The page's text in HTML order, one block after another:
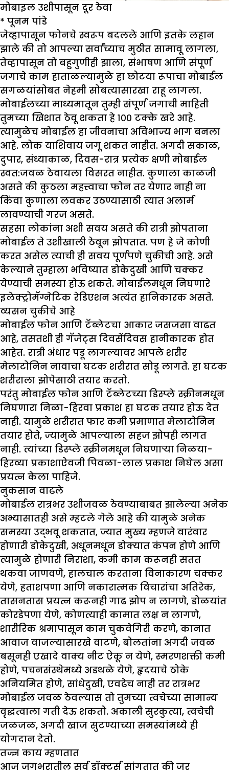
मोबाइल उशीपासून दूर ठेवा
* पूनम पांडे
जेव्हापासून फोनचे स्वरूप बदलले आणि इतके लहान
झाले की तो आपल्या सर्वांच्याच मुठीत सामावू लागला,
तेव्हापासून तो बहुगुणीही झाला, संभाषण आणि संपूर्ण
जगाचे काम हाताळल्यामुळे हा छोटया रूपाचा मोबाईल
सगळयांसोबत नेहमी सोबत्यासारखा राहू लागला.
मोबाईलच्या माध्यमातून तुम्ही संपूर्ण जगाची माहिती
तुमच्या खिशात ठेवू शकता हे १०० टक्के खरे आहे.
त्यामुळेच मोबाईल हा जीवनाचा अविभाज्य भाग बनला
आहे. लोक याशिवाय जगू शकत नाहीत. अगदी सकाळ,
दुपार, संध्याकाळ, दिवस-रात्र प्रत्येक क्षणी मोबाईल
स्वत:जवळ ठेवायला विसरत नाहीत. कुणाला काळजी
असते की कुठला महत्त्वाचा फोन तर येणार नाही ना
किंवा कुणाला लवकर उठण्यासाठी त्यात अलार्म
लावण्याची गरज असते.
सहसा लोकांना अशी सवय असते की रात्री झोपताना
मोबाईल ते उशीखाली ठेवून झोपतात. पण हे जे कोणी
करत असेल त्याची ही सवय पूर्णपणे चुकीची आहे. असे
केल्याने तुम्हाला भविष्यात डोकेदुखी आणि चक्कर
येण्याची समस्या होऊ शकते. मोबाईलमधून निघणारे
इलेक्ट्रोमॅग्नेटिक रेडिएशन अत्यंत हानिकारक असते.
व्यसन चुकीचे आहे
मोबाईल फोन आणि टॅब्लेटचा आकार जसजसा वाढत
आहे, तसतशी ही गॅजेट्स दिवसेंदिवस हानीकारक होत
आहेत. रात्री अंधार पडू लागल्यावर आपले शरीर
मेलाटोनिन नावाचा घटक शरीरात सोडू लागते. हा घटक
शरीराला झोपेसाठी तयार करतो.
परंतु मोबाईल फोन आणि टॅब्लेटच्या डिस्प्ले स्क्रीनमधून
निघणारा निळा-हिरवा प्रकाश हा घटक तयार होऊ देत
नाही. यामुळे शरीरात फार कमी प्रमाणात मेलाटोनिन
तयार होते, ज्यामुळे आपल्याला सहज झोपही लागत
नाही. त्यांच्या डिस्प्ले स्क्रीनमधून निघणाऱ्या निळया-
हिरव्या प्रकाशाऐवजी पिवळा-लाल प्रकाश निघेल असा
प्रयत्न केला पाहिजे.
नुकसान वाढले
मोबाईल रात्रभर उशीजवळ ठेवण्याबाबत झालेल्या अनेक
अभ्यासातही असे म्हटले गेले आहे की यामुळे अनेक
समस्या उद्भवू शकतात, ज्यात मुख्य म्हणजे वारंवार
होणारी डोकेदुखी, अधूनमधून डोक्यात कंपन होणे आणि
त्यामुळे होणारी निराशा, कमी काम करूनही सतत
थकवा जाणवणे, हालचाल करताना विनाकारण चक्कर
येणे, हताशपणा आणि नकारात्मक विचारांचा अतिरेक,
तासनतास प्रयत्न करूनही गाढ झोप न लागणे, डोळयांत
कोरडेपणा येणे, कोणत्याही कामात लक्ष न लागणे,
शारीरिक श्रमापासून काम चुकवेगिरी करणे, कानात
आवाज वाजल्यासारखे वाटणे, बोलतांना अगदी जवळ
बसूनही एखादे वाक्य नीट ऐकू न येणे, स्मरणशक्ती कमी
होणे, पचनसंस्थेमध्ये अडथळे येणे, हृदयाचे ठोके
अनियमित होणे, सांधेदुखी, एवढेच नाही तर रात्रभर
मोबाईल जवळ ठेवल्यास तो तुमच्या त्वचेच्या सामान्य
वृद्धत्वाला गती देऊ शकतो. अकाली सुरकुत्या, त्वचेची
जळजळ, अगदी खाज सुटण्याच्या समस्यांमध्ये ही
योगदान देतो.
तज्ज्ञ काय म्हणतात
आज जगभरातील सर्व डॉक्टर्स सांगतात की जर